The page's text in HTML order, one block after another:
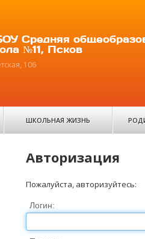
Средняя
№11, Псков
106
ШКОЛЬНАЯ ЖИЗНЬ
Авторизация
Пожалуйста, авторизуйтесь:
Логин: